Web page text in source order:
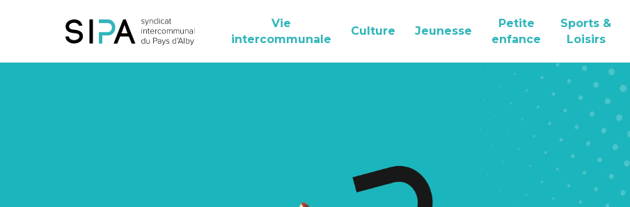
Vie
intercommunale
Culture Jeunesse
Petite
enfance
Sports &
Loisirs